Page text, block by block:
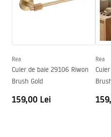
Adâncime
Rea
Cuier de baie 29106 Riwon
Brush Gold
159,00 Lei
Rea